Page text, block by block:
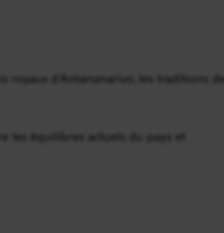
royaux d’Antananarivo, les traditions des
les équilibres actuels du pays et